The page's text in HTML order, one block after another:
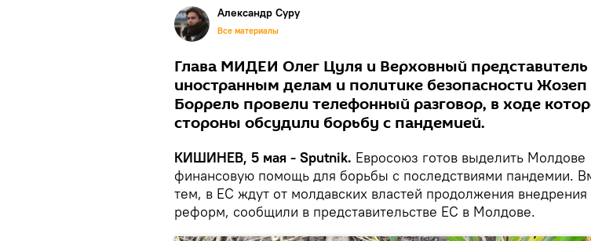
Александр Суру
Все материалы
Глава МИДЕИ Олег Цуля и Верховный
иностранным делам и политике безопасности Жозеп
Боррель провели телефонный разговор, в ходе
стороны обсудили борьбу с пандемией.
КИШИНЕВ, 5 мая - Sputnik. Евросоюз готов выделить Молдове
финансовую помощь для борьбы с последствиями пандемии.
тем, в ЕС ждут от молдавских властей продолжения внедрения
реформ, сообщили в представительстве ЕС в Молдове.